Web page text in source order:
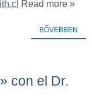
Read more »
BŐVEBBEN
con el Dr.